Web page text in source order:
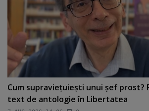
Cum supravieţuieşti unui şef prost?
text de antologie în Libertatea